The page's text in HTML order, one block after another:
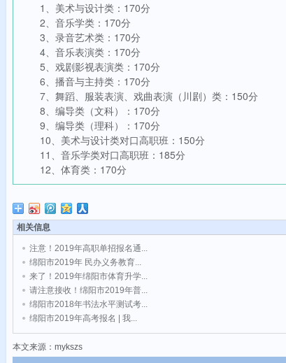
1、美术与设计类：170分
2、音乐学类：170分
3、录音艺术类：170分
4、音乐表演类：170分
5、戏剧影视表演类：170分
6、播音与主持类：170分
7、舞蹈、服装表演、戏曲表演（川剧）类：150分
8、编导类（文科）：170分
9、编导类（理科）：170分
10、美术与设计类对口高职班：150分
11、音乐学类对口高职班：185分
12、体育类：170分
相关信息
注意！2019年高职单招报名通...
绵阳市2019年 民办义务教育...
来了！2019年绵阳市体育升学...
请注意接收！绵阳市2019年普...
绵阳市2018年书法水平测试考...
绵阳市2019年高考报名 | 我...
本文来源：mykszs